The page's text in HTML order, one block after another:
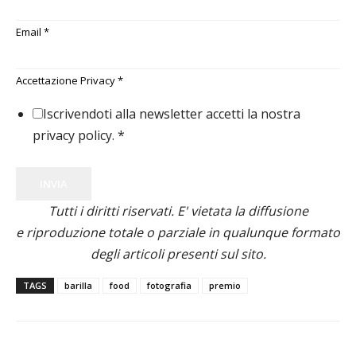
Email *
Accettazione Privacy*
Iscrivendoti alla newsletter accetti la nostra
privacy policy. *
Tutti i diritti riservati. E' vietata la diffusione
e riproduzione totale o parziale in qualunque formato
degli articoli presenti sul sito.
TAGS barilla food fotografia premio